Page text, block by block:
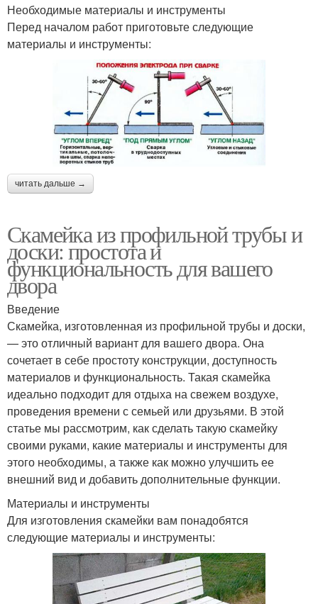
Необходимые материалы и инструменты
Перед началом работ приготовьте следующие
материалы и инструменты:
читать дальше →
Скамейка из профильной трубы и
доски: простота и
функциональность для вашего
двора
Введение
Скамейка, изготовленная из профильной трубы и доски,
— это отличный вариант для вашего двора. Она
сочетает в себе простоту конструкции, доступность
материалов и функциональность. Такая скамейка
идеально подходит для отдыха на свежем воздухе,
проведения времени с семьей или друзьями. В этой
статье мы рассмотрим, как сделать такую скамейку
своими руками, какие материалы и инструменты для
этого необходимы, а также как можно улучшить ее
внешний вид и добавить дополнительные функции.
Материалы и инструменты
Для изготовления скамейки вам понадобятся
следующие материалы и инструменты: